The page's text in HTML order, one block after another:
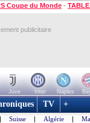
Coupe du Monde -
publicitaire
Juve Inter Naples
TV +
| Suisse | Algérie |